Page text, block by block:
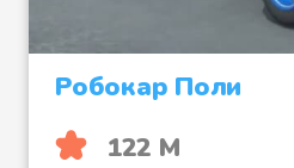
Робокар Поли
122 М